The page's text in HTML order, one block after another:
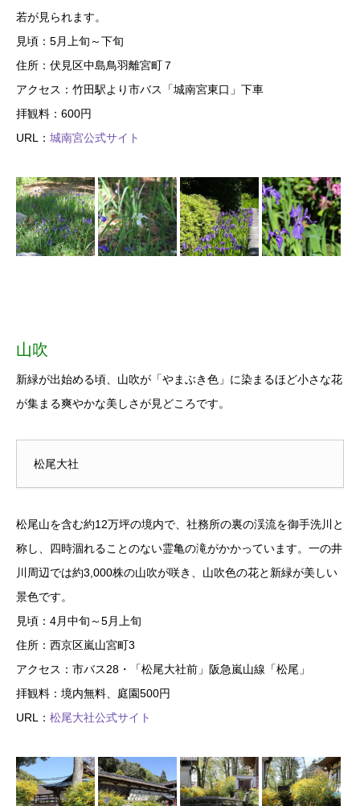
若が見られます。
見頃：5月上旬～下旬
住所：伏見区中島鳥羽離宮町７
アクセス：竹田駅より市バス「城南宮東口」下車
拝観料：600円
URL： 城南宮公式サイト
山吹
新緑が出始める頃、山吹が「やまぶき色」に染まるほど小さな花
が集まる爽やかな美しさが見どころです。
松尾大社
松尾山を含む約12万坪の境内で、社務所の裏の渓流を御手洗川と
称し、四時涸れることのない霊亀の滝がかかっています。一の井
川周辺では約3,000株の山吹が咲き、山吹色の花と新緑が美しい
景色です。
見頃：4月中旬～5月上旬
住所：西京区嵐山宮町3
アクセス：市バス28・「松尾大社前」阪急嵐山線「松尾」
拝観料：境内無料、庭園500円
URL： 松尾大社公式サイト